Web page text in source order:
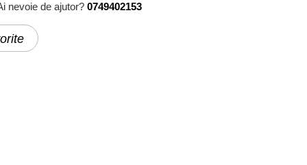
nevoie de ajutor? 0749402153